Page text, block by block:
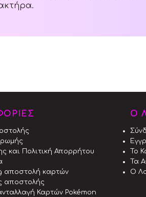
και Πολιτική Απορρήτου
αποστολή καρτών
αποστολής
Καρτών Pokémon
Ο
Το
Τα
Ο